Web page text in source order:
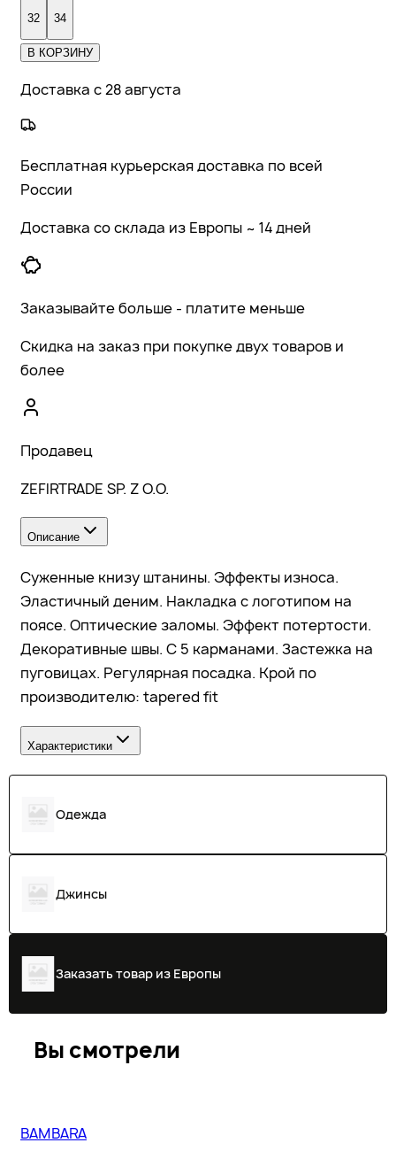
32 34
В КОРЗИНУ
Доставка с 28 августа
Бесплатная курьерская доставка по всей
России
Доставка со склада из Европы ~ 14 дней
Заказывайте больше - платите меньше
Скидка на заказ при покупке двух товаров и
более
Продавец
ZEFIRTRADE SP. Z O.O.
Описание
Суженные книзу штанины. Эффекты износа.
Эластичный деним. Накладка с логотипом на
поясе. Оптические заломы. Эффект потертости.
Декоративные швы. С 5 карманами. Застежка на
пуговицах. Регулярная посадка. Крой по
производителю: tapered fit
Характеристики
Одежда
Джинсы
Заказать товар из Европы
Вы смотрели
BAMBARA